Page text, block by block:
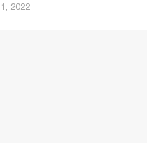
2022